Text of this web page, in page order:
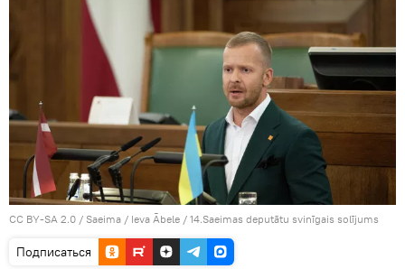
CC BY-SA 2.0 / Saeima / Ieva Ābele / 14.Saeimas deputātu svinīgais solījums
Подписаться